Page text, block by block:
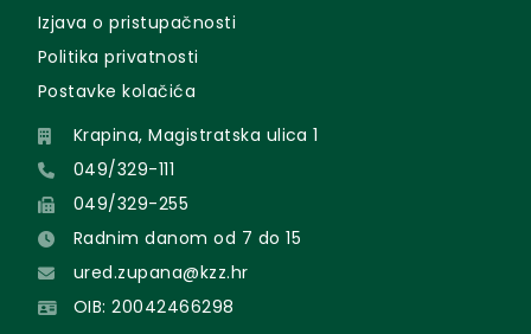
Izjava o pristupačnosti
Politika privatnosti
Postavke kolačića
Krapina, Magistratska ulica 1
049/329-111
049/329-255
Radnim danom od 7 do 15
ured.zupana@kzz.hr
OIB: 20042466298